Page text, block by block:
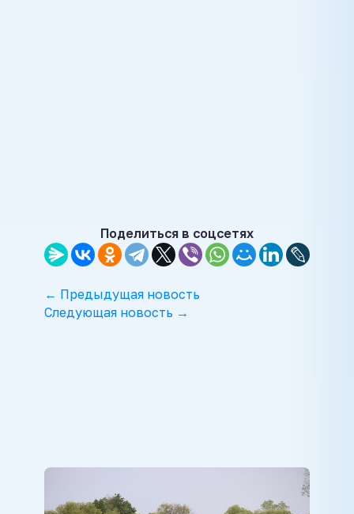
Поделиться в соцсетях
← Предыдущая новость
Следующая новость →